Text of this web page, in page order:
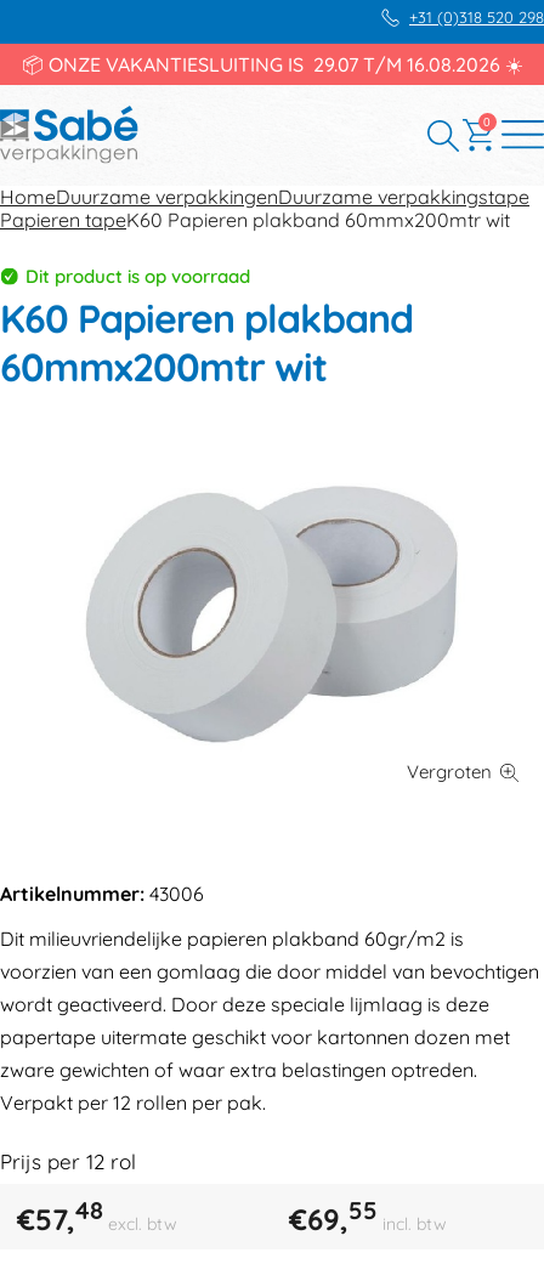
+31 (0)318 520 298
📦 ONZE VAKANTIESLUITING IS 29.07 T/M 16.08.2026 ☀️
0
HomeDuurzame verpakkingenDuurzame verpakkingstape
Papieren tapeK60 Papieren plakband 60mmx200mtr wit
Dit product is op voorraad
K60 Papieren plakband
60mmx200mtr wit
Artikelnummer: 43006
Dit milieuvriendelijke papieren plakband 60gr/m2 is
voorzien van een gomlaag die door middel van bevochtigen
wordt geactiveerd. Door deze speciale lijmlaag is deze
papertape uitermate geschikt voor kartonnen dozen met
zware gewichten of waar extra belastingen optreden.
Verpakt per 12 rollen per pak.
Prijs per 12 rol
€57,48 excl. btw €69,55 incl. btw